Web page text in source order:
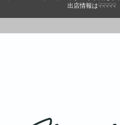
出店情報は☟☟☟☟☟